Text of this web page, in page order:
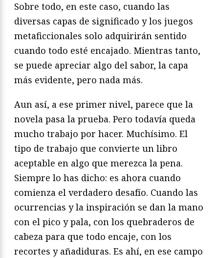
Sobre todo, en este caso, cuando las
diversas capas de significado y los juegos
metaficcionales solo adquirirán sentido
cuando todo esté encajado. Mientras tanto,
se puede apreciar algo del sabor, la capa
más evidente, pero nada más.
Aun así, a ese primer nivel, parece que la
novela pasa la prueba. Pero todavía queda
mucho trabajo por hacer. Muchísimo. El
tipo de trabajo que convierte un libro
aceptable en algo que merezca la pena.
Siempre lo has dicho: es ahora cuando
comienza el verdadero desafío. Cuando las
ocurrencias y la inspiración se dan la mano
con el pico y pala, con los quebraderos de
cabeza para que todo encaje, con los
recortes y añadiduras. Es ahí, en ese campo